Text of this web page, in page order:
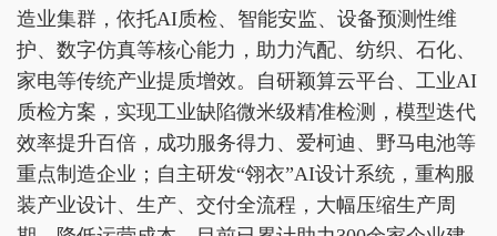
造业集群，依托AI质检、智能安监、设备预测性维
护、数字仿真等核心能力，助力汽配、纺织、石化、
家电等传统产业提质增效。自研颖算云平台、工业AI
质检方案，实现工业缺陷微米级精准检测，模型迭代
效率提升百倍，成功服务得力、爱柯迪、野马电池等
重点制造企业；自主研发“翎衣”AI设计系统，重构服
装产业设计、生产、交付全流程，大幅压缩生产周